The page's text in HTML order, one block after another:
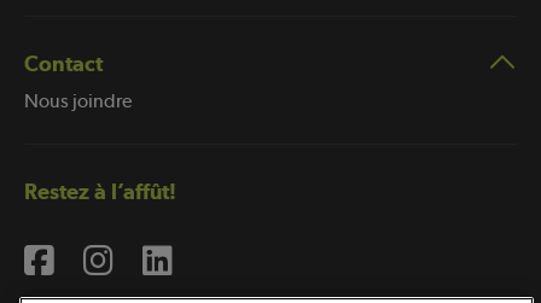
Contact
Nous joindre
Restez à l’affût!